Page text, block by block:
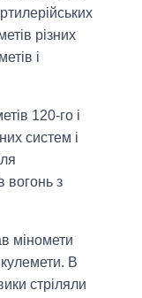
різних
і
120-го і
систем і
вогонь з
міномети
кулемети. В
стріляли